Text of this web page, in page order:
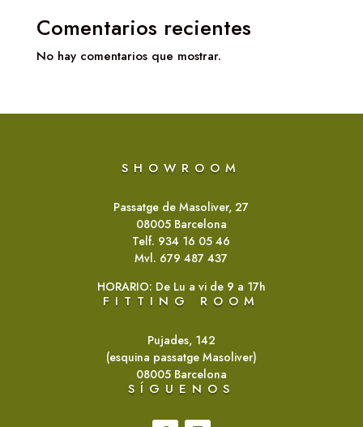
Comentarios recientes
No hay comentarios que mostrar.
SHOWROOM
Passatge de Masoliver, 27
08005 Barcelona
Telf. 934 16 05 46
Mvl. 679 487 437
HORARIO: De Lu a vi de 9 a 17h
FITTING ROOM
Pujades, 142
(esquina passatge Masoliver)
08005 Barcelona
SÍGUENOS